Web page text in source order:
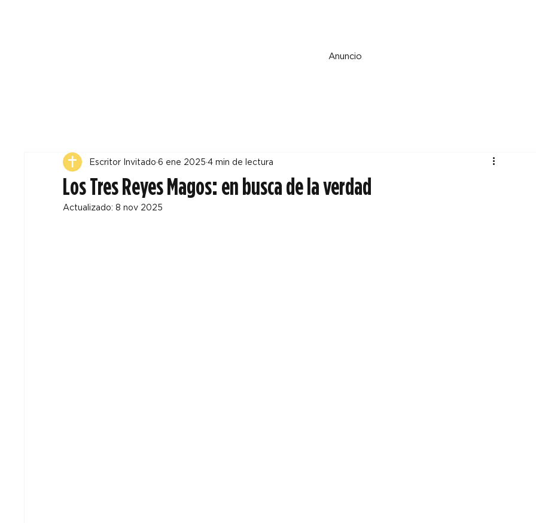
Anuncio
Los Tres Reyes Magos: en busca de la verdad
Escritor Invitado 6 ene 2025 4 min de lectura
Actualizado: 8 nov 2025